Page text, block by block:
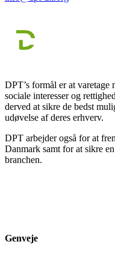
DPT’s formål er at
sociale interesser og
derved at sikre de bedst
udøvelse af deres erhverv.
DPT arbejder også for at
Danmark samt for at sikre
branchen.
Genveje